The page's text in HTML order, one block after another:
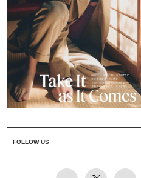
FOLLOW US